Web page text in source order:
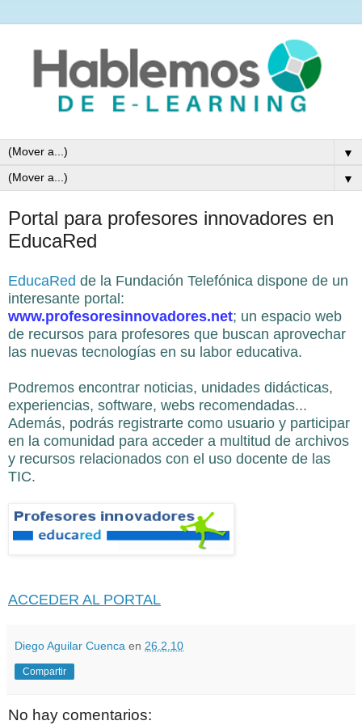
▼
▼
Portal para profesores innovadores en
EducaRed
EducaRed de la Fundación Telefónica dispone de un
interesante portal:
www.profesoresinnovadores.net; un espacio web
de recursos para profesores que buscan aprovechar
las nuevas tecnologías en su labor educativa.
Podremos encontrar noticias, unidades didácticas,
experiencias, software, webs recomendadas...
Además, podrás registrarte como usuario y participar
en la comunidad para acceder a multitud de archivos
y recursos relacionados con el uso docente de las
TIC.
ACCEDER AL PORTAL
Diego Aguilar Cuenca en 26.2.10
Compartir
No hay comentarios: